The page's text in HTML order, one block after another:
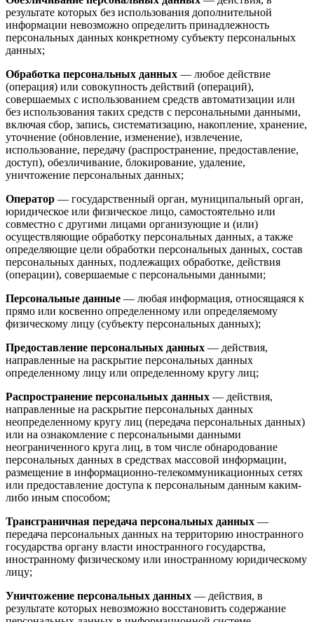
результате которых без использования дополнительной
информации невозможно определить принадлежность
персональных данных конкретному субъекту персональных
данных;
Обработка персональных данных — любое действие
(операция) или совокупность действий (операций),
совершаемых с использованием средств автоматизации или
без использования таких средств с персональными данными,
включая сбор, запись, систематизацию, накопление, хранение,
уточнение (обновление, изменение), извлечение,
использование, передачу (распространение, предоставление,
доступ), обезличивание, блокирование, удаление,
уничтожение персональных данных;
Оператор — государственный орган, муниципальный орган,
юридическое или физическое лицо, самостоятельно или
совместно с другими лицами организующие и (или)
осуществляющие обработку персональных данных, а также
определяющие цели обработки персональных данных, состав
персональных данных, подлежащих обработке, действия
(операции), совершаемые с персональными данными;
Персональные данные — любая информация, относящаяся к
прямо или косвенно определенному или определяемому
физическому лицу (субъекту персональных данных);
Предоставление персональных данных — действия,
направленные на раскрытие персональных данных
определенному лицу или определенному кругу лиц;
Распространение персональных данных — действия,
направленные на раскрытие персональных данных
неопределенному кругу лиц (передача персональных данных)
или на ознакомление с персональными данными
неограниченного круга лиц, в том числе обнародование
персональных данных в средствах массовой информации,
размещение в информационно-телекоммуникационных сетях
или предоставление доступа к персональным данным каким-
либо иным способом;
Трансграничная передача персональных данных —
передача персональных данных на территорию иностранного
государства органу власти иностранного государства,
иностранному физическому или иностранному юридическому
лицу;
Уничтожение персональных данных — действия, в
результате которых невозможно восстановить содержание